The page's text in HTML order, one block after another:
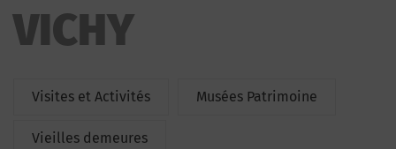
VICHY
Visites et Activités Musées Patrimoine
Vieilles demeures